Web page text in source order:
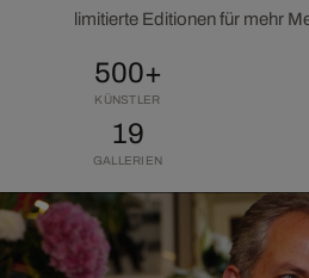
limitierte Editionen für mehr
500+
KÜNSTLER
19
GALLERIEN